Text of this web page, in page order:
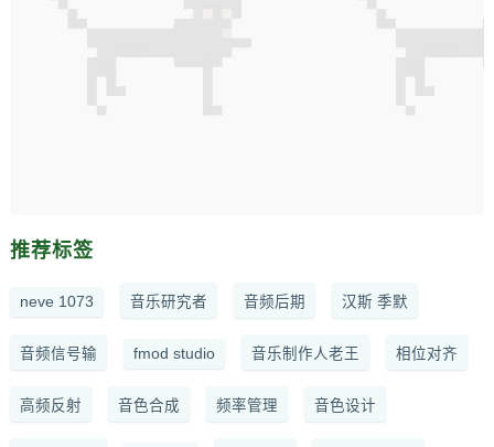
推荐标签
neve 1073 音乐研究者 音频后期 汉斯 季默
音频信号输 fmod studio 音乐制作人老王 相位对齐
高频反射 音色合成 频率管理 音色设计